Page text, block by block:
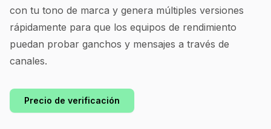
con tu tono de marca y genera múltiples versiones
rápidamente para que los equipos de rendimiento
puedan probar ganchos y mensajes a través de
canales.
Precio de verificación